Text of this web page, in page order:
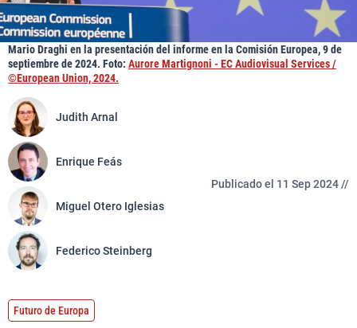
Mario Draghi en la presentación del informe en la Comisión Europea, 9 de
septiembre de 2024. Foto: Aurore Martignoni - EC Audiovisual Services /
©European Union, 2024.
Judith Arnal
Enrique Feás
Miguel Otero Iglesias
Federico Steinberg
Publicado el 11 Sep 2024 //
Futuro de Europa